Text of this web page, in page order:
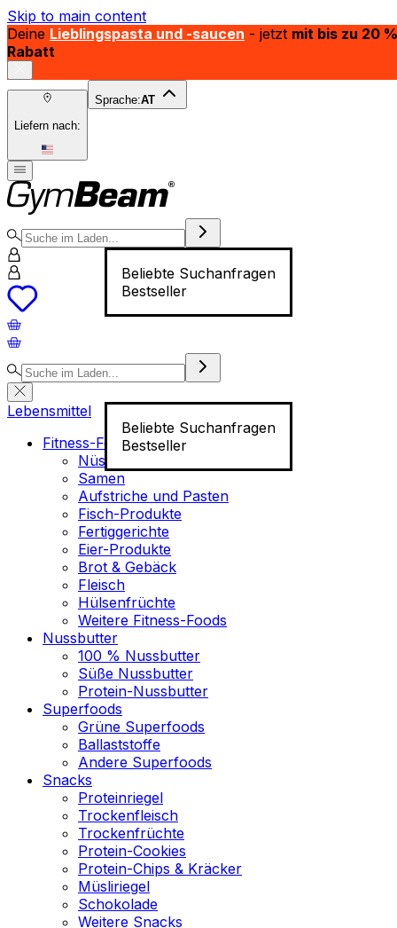
Skip to main content
Deine Lieblingspasta und -saucen - jetzt mit bis zu 20 %
Rabatt
Liefern nach:
Sprache:AT
Beliebte Suchanfragen
Bestseller
Beliebte Suchanfragen
Bestseller
Lebensmittel
Fitness-Food
Nüsse
Samen
Aufstriche und Pasten
Fisch-Produkte
Fertiggerichte
Eier-Produkte
Brot & Gebäck
Fleisch
Hülsenfrüchte
Weitere Fitness-Foods
Nussbutter
100 % Nussbutter
Süße Nussbutter
Protein-Nussbutter
Superfoods
Grüne Superfoods
Ballaststoffe
Andere Superfoods
Snacks
Proteinriegel
Trockenfleisch
Trockenfrüchte
Protein-Cookies
Protein-Chips & Kräcker
Müsliriegel
Schokolade
Weitere Snacks